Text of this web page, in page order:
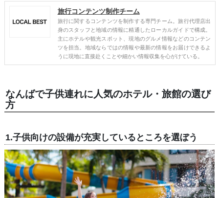
旅行コンテンツ制作チーム
旅行に関するコンテンツを制作する専門チーム。旅行代理店出
身のスタッフと地域の情報に精通したローカルガイドで構成。
主にホテルや観光スポット、現地のグルメ情報などのコンテン
ツを担当。地域ならではの情報や最新の情報をお届けできるよ
うに現地に直接赴くことや細かい情報収集を心がけている。
なんばで子供連れに人気のホテル・旅館の選び
方
1.子供向けの設備が充実しているところを選ぼう